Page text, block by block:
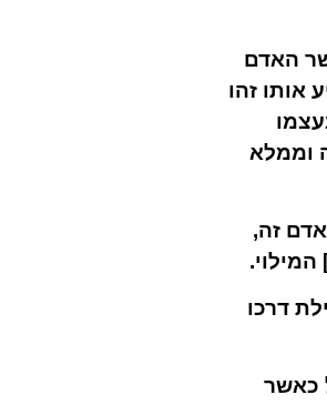
האדם
אותו זהו
וממלא
זה,
דרכו
כאשר